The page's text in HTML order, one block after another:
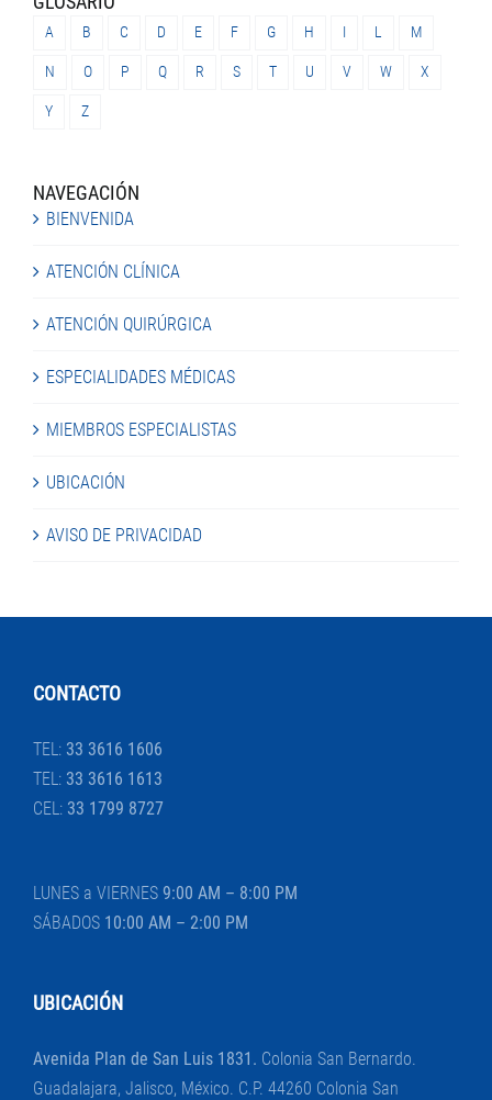
A B C D E F G H I L M
N O P Q R S T U V W X
Y Z
NAVEGACIÓN
BIENVENIDA
ATENCIÓN CLÍNICA
ATENCIÓN QUIRÚRGICA
ESPECIALIDADES MÉDICAS
MIEMBROS ESPECIALISTAS
UBICACIÓN
AVISO DE PRIVACIDAD
CONTACTO
TEL: 33 3616 1606
TEL: 33 3616 1613
CEL: 33 1799 8727
LUNES a VIERNES 9:00 AM – 8:00 PM
SÁBADOS 10:00 AM – 2:00 PM
UBICACIÓN
Avenida Plan de San Luis 1831. Colonia San Bernardo.
Guadalajara, Jalisco, México. C.P. 44260 Colonia San